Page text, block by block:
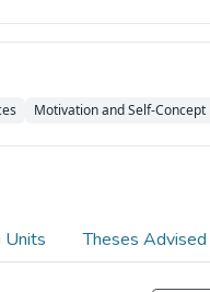
Motivation and Self-Concept
Units Theses Advised